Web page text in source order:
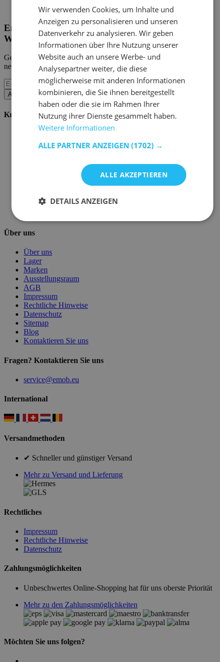
Home Emob|Mein Konto
Erhalten Sie unsere neuen Kollektionen und
Werbeaktionen.
Geben Sie uns Ihre E-Mail und Sie werden monatlich über die
neuesten Ereignisse informiert.
Abonnieren
Kundenservice
Zahlungsmöglichkeiten
Stornieren oder retournieren
Pflegehinweise
Paswort Vergessen?
Über uns
Über uns
Lager
Marken
Ausstellungsraum
AGB
Impressum
Rechtliche Hinweise
Datenschutz
Sitemap
Blog
Kontaktieren Sie uns
Fragen? Kontaktieren Sie uns
service@emob.eu
International
Versandmethoden
✔ Schneller und günstiger Versand
Mehr zu Versand und Lieferung
Rechtliches
Impressum
Rechtliche Hinweise
Datenschutz
Zahlungsmöglichkeiten
Unbeschwertes Online-Shopping hat für uns oberste Priorität
Mehr zu den Zahlungsmöglichkeiten
Möchten Sie uns folgen?
Wir verwenden Cookies, um Inhalte und
Anzeigen zu personalisieren und unseren
Datenverkehr zu analysieren. Wir geben
Informationen über Ihre Nutzung unserer
Website auch an unsere Werbe- und
Analysepartner weiter, die diese
möglicherweise mit anderen Informationen
kombinieren, die Sie ihnen bereitgestellt
haben oder die sie im Rahmen Ihrer
Nutzung ihrer Dienste gesammelt haben.
Weitere Informationen
ALLE PARTNER ANZEIGEN (1702) →
ALLE AKZEPTIEREN
DETAILS ANZEIGEN